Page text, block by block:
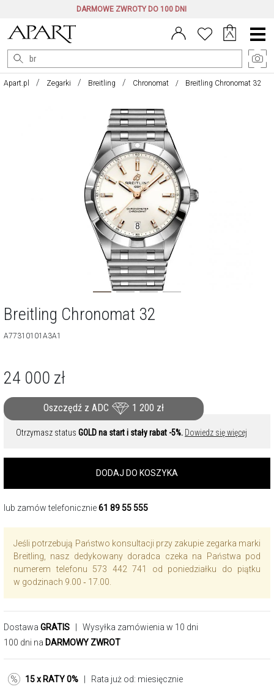
DARMOWE ZWROTY DO 100 DNI
Menu
główne
Apart.pl Zegarki Breitling Chronomat Breitling Chronomat 32
Breitling Chronomat 32
A77310101A3A1
24 000 zł
Oszczędź z ADC 1 200 zł
Otrzymasz status GOLD na start i stały rabat -5%. Dowiedz się więcej
DODAJ DO KOSZYKA
lub zamów telefonicznie61 89 55 555
Jeśli potrzebują Państwo konsultacji przy zakupie zegarka marki
Breitling, nasz dedykowany doradca czeka na Państwa pod
numerem telefonu 573 442 741 od poniedziałku do piątku
w godzinach 9.00 ‑ 17.00.
Dostawa GRATIS | Wysyłka zamówienia w 10 dni
100 dni na DARMOWY ZWROT
15 x RATY 0% | Rata już od: miesięcznie